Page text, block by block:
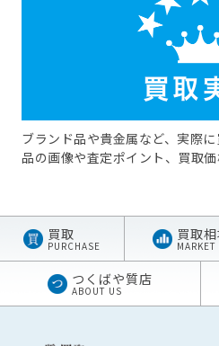
ブランド品や貴金属など、実際
品の画像や査定ポイント、買取価
買取
PURCHASE
買取
つくばや質店
ABOUT US